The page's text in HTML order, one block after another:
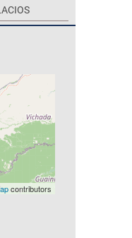
contributors